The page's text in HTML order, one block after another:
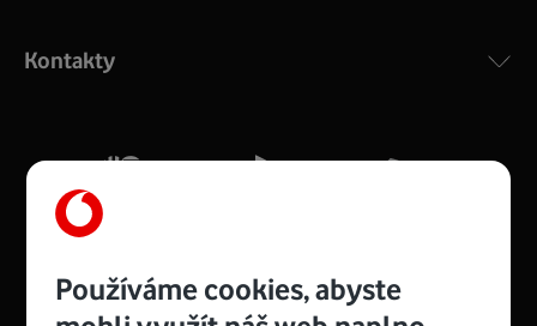
silný signál pro celou domácnost. Kompaktní rozměry 21
Více o COMPAL CH7465VF
Kontakty
Používáme cookies, abyste